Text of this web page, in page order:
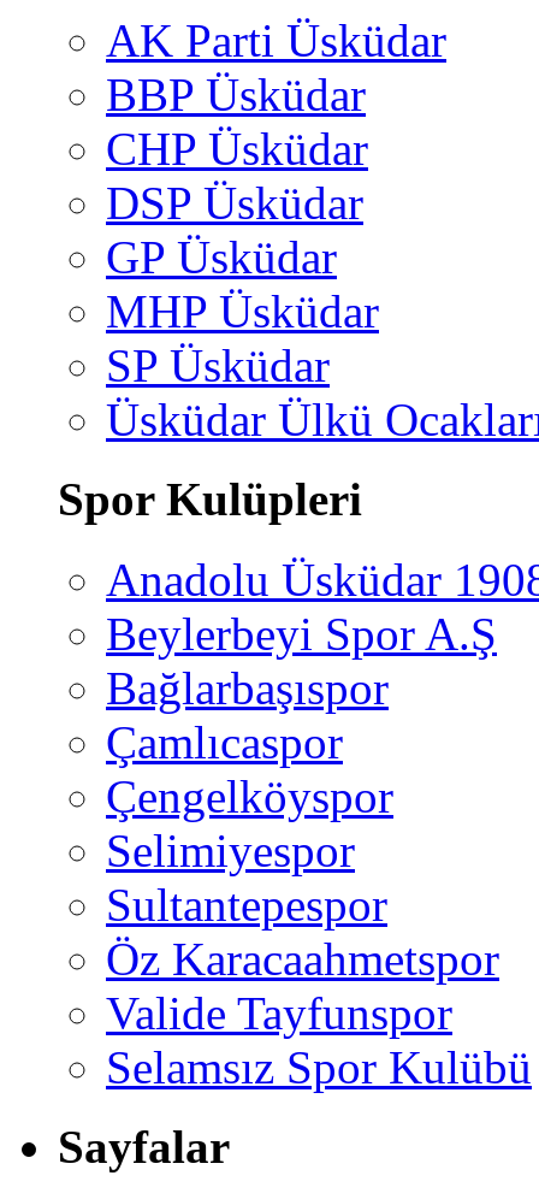
AK Parti Üsküdar
BBP Üsküdar
CHP Üsküdar
DSP Üsküdar
GP Üsküdar
MHP Üsküdar
SP Üsküdar
Üsküdar Ülkü
Spor Kulüpleri
Anadolu Üsküdar
Beylerbeyi Spor A.Ş
Bağlarbaşıspor
Çamlıcaspor
Çengelköyspor
Selimiyespor
Sultantepespor
Öz Karacaahmetspor
Valide Tayfunspor
Selamsız Spor Kulübü
Sayfalar